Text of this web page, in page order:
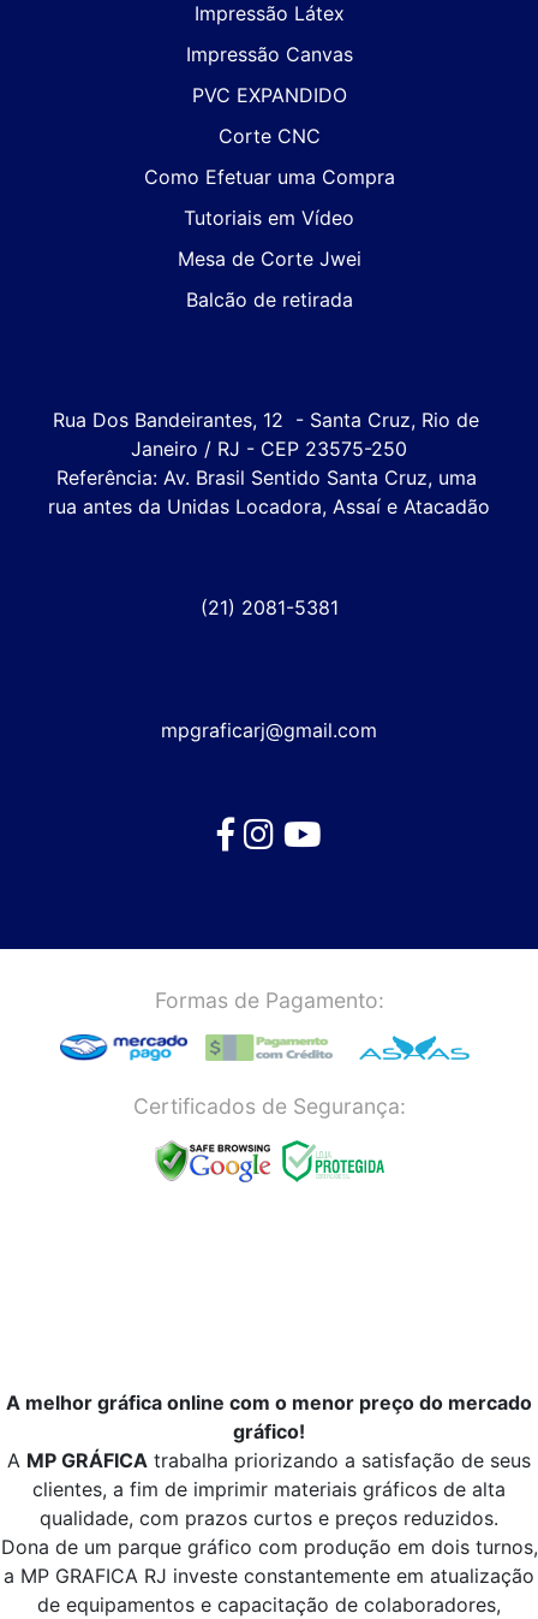
Impressão Látex
Impressão Canvas
PVC EXPANDIDO
Corte CNC
Como Efetuar uma Compra
Tutoriais em Vídeo
Mesa de Corte Jwei
Balcão de retirada
Rua Dos Bandeirantes, 12  - Santa Cruz, Rio de
Janeiro / RJ - CEP 23575-250
Referência: Av. Brasil Sentido Santa Cruz, uma
rua antes da Unidas Locadora, Assaí e Atacadão
(21) 2081-5381
mpgraficarj@gmail.com
Formas de Pagamento:
Certificados de Segurança:
A melhor gráfica online com o menor preço do mercado
gráfico!
A MP GRÁFICA trabalha priorizando a satisfação de seus
clientes, a fim de imprimir materiais gráficos de alta
qualidade, com prazos curtos e preços reduzidos.
Dona de um parque gráfico com produção em dois turnos,
a MP GRAFICA RJ investe constantemente em atualização
de equipamentos e capacitação de colaboradores,